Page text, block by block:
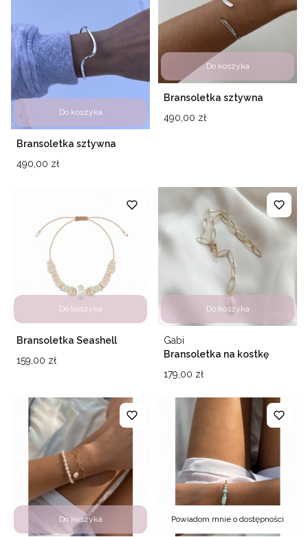
Do koszyka
Bransoletka sztywna
Cena
490,00 zł
Do koszyka
Bransoletka sztywna
Cena
490,00 zł
Do koszyka
Bransoletka Seashell
Cena
159,00 zł
Do koszyka
Bransoletka na kostkę
Producent
Gabi
Cena
179,00 zł
Do koszyka Powiadom mnie o dostępności